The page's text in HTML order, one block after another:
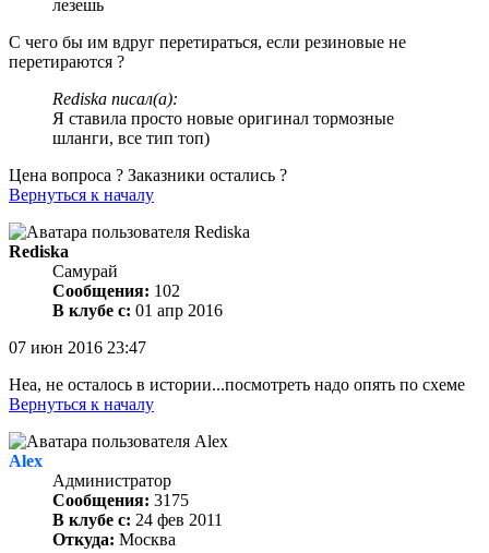
лезешь
С чего бы им вдруг перетираться, если резиновые не
перетираются ?
Rediska писал(а):
Я ставила просто новые оригинал тормозные
шланги, все тип топ)
Цена вопроса ? Заказники остались ?
Вернуться к началу
Rediska
Самурай
Сообщения: 102
В клубе с: 01 апр 2016
07 июн 2016 23:47
Неа, не осталось в истории...посмотреть надо опять по схеме
Вернуться к началу
Alex
Администратор
Сообщения: 3175
В клубе с: 24 фев 2011
Откуда: Москва